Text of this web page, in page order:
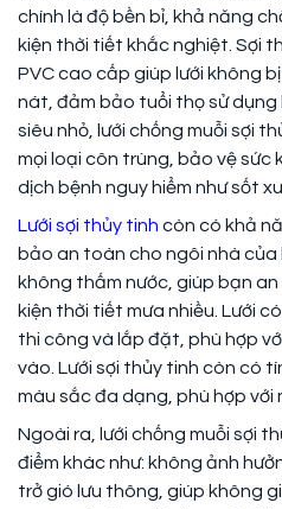
chính là độ bền bỉ, khả năng
kiện thời tiết khắc nghiệt. Sợi
PVC cao cấp giúp lưới không
nát, đảm bảo tuổi thọ sử dụng
siêu nhỏ, lưới chống muỗi sợi
mọi loại côn trùng, bảo vệ sức
dịch bệnh nguy hiểm như sốt
Lưới sợi thủy tinh còn có khả
bảo an toàn cho ngôi nhà của
không thấm nước, giúp bạn
kiện thời tiết mưa nhiều. Lưới
thi công và lắp đặt, phù hợp
vào. Lưới sợi thủy tinh còn có
màu sắc đa dạng, phù hợp với
Ngoài ra, lưới chống muỗi sợi
điểm khác như: không ảnh
trở gió lưu thông, giúp không